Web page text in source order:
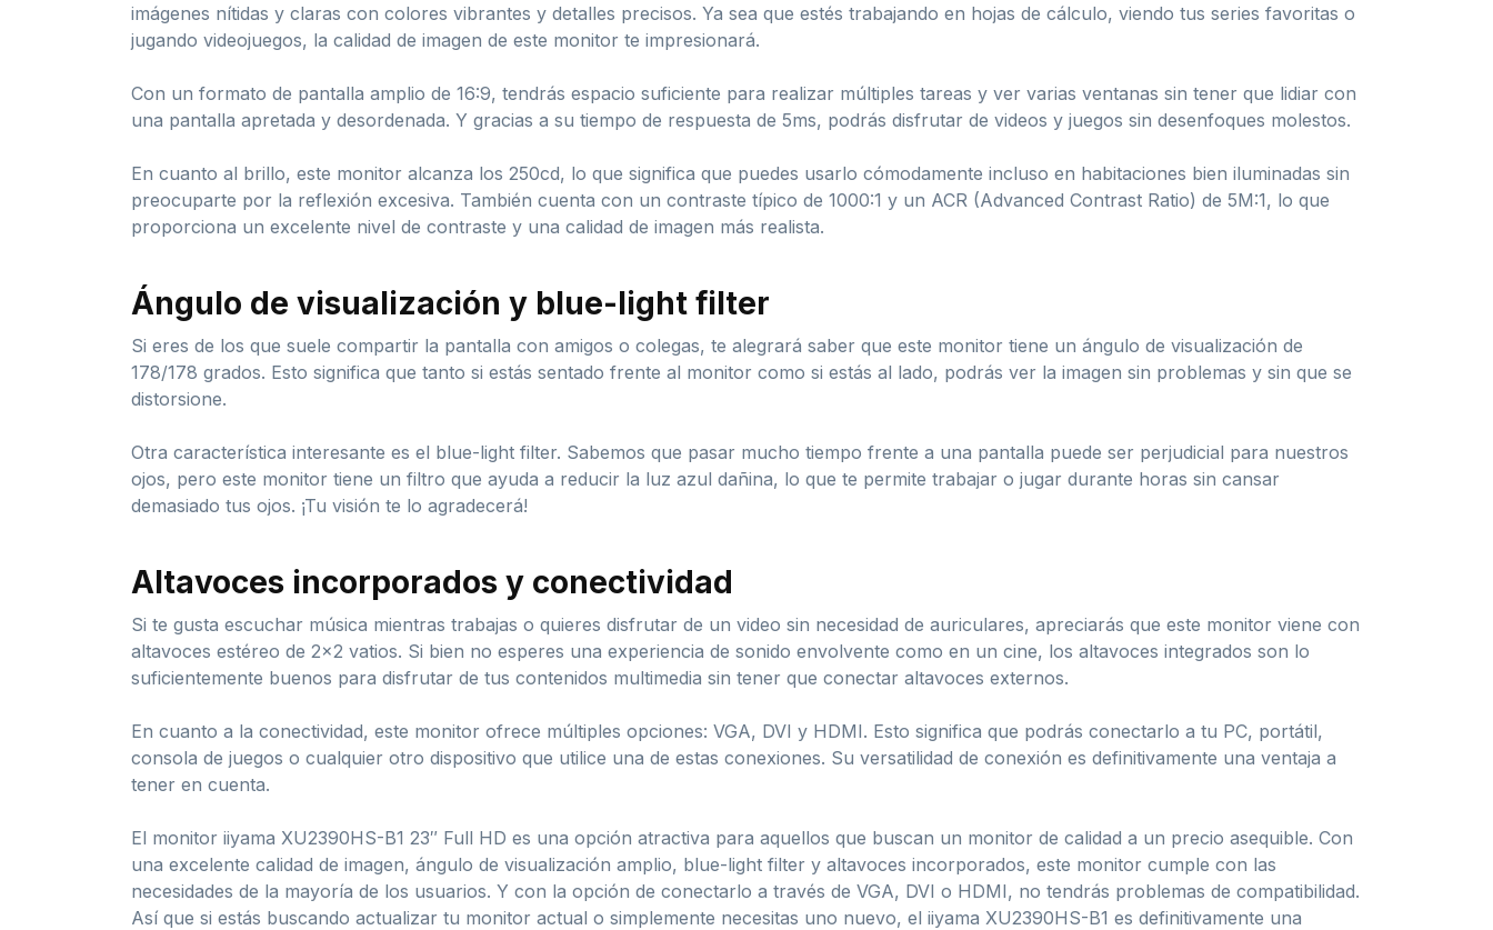
imágenes nítidas y claras con colores vibrantes y detalles precisos. Ya sea que estés trabajando en hojas de cálculo, viendo tus series favoritas o
jugando videojuegos, la calidad de imagen de este monitor te impresionará.
Con un formato de pantalla amplio de 16:9, tendrás espacio suficiente para realizar múltiples tareas y ver varias ventanas sin tener que lidiar con
una pantalla apretada y desordenada. Y gracias a su tiempo de respuesta de 5ms, podrás disfrutar de videos y juegos sin desenfoques molestos.
En cuanto al brillo, este monitor alcanza los 250cd, lo que significa que puedes usarlo cómodamente incluso en habitaciones bien iluminadas sin
preocuparte por la reflexión excesiva. También cuenta con un contraste típico de 1000:1 y un ACR (Advanced Contrast Ratio) de 5M:1, lo que
proporciona un excelente nivel de contraste y una calidad de imagen más realista.
Ángulo de visualización y blue-light filter
Si eres de los que suele compartir la pantalla con amigos o colegas, te alegrará saber que este monitor tiene un ángulo de visualización de
178/178 grados. Esto significa que tanto si estás sentado frente al monitor como si estás al lado, podrás ver la imagen sin problemas y sin que se
distorsione.
Otra característica interesante es el blue-light filter. Sabemos que pasar mucho tiempo frente a una pantalla puede ser perjudicial para nuestros
ojos, pero este monitor tiene un filtro que ayuda a reducir la luz azul dañina, lo que te permite trabajar o jugar durante horas sin cansar
demasiado tus ojos. ¡Tu visión te lo agradecerá!
Altavoces incorporados y conectividad
Si te gusta escuchar música mientras trabajas o quieres disfrutar de un video sin necesidad de auriculares, apreciarás que este monitor viene con
altavoces estéreo de 2×2 vatios. Si bien no esperes una experiencia de sonido envolvente como en un cine, los altavoces integrados son lo
suficientemente buenos para disfrutar de tus contenidos multimedia sin tener que conectar altavoces externos.
En cuanto a la conectividad, este monitor ofrece múltiples opciones: VGA, DVI y HDMI. Esto significa que podrás conectarlo a tu PC, portátil,
consola de juegos o cualquier otro dispositivo que utilice una de estas conexiones. Su versatilidad de conexión es definitivamente una ventaja a
tener en cuenta.
El monitor iiyama XU2390HS-B1 23″ Full HD es una opción atractiva para aquellos que buscan un monitor de calidad a un precio asequible. Con
una excelente calidad de imagen, ángulo de visualización amplio, blue-light filter y altavoces incorporados, este monitor cumple con las
necesidades de la mayoría de los usuarios. Y con la opción de conectarlo a través de VGA, DVI o HDMI, no tendrás problemas de compatibilidad.
Así que si estás buscando actualizar tu monitor actual o simplemente necesitas uno nuevo, el iiyama XU2390HS-B1 es definitivamente una